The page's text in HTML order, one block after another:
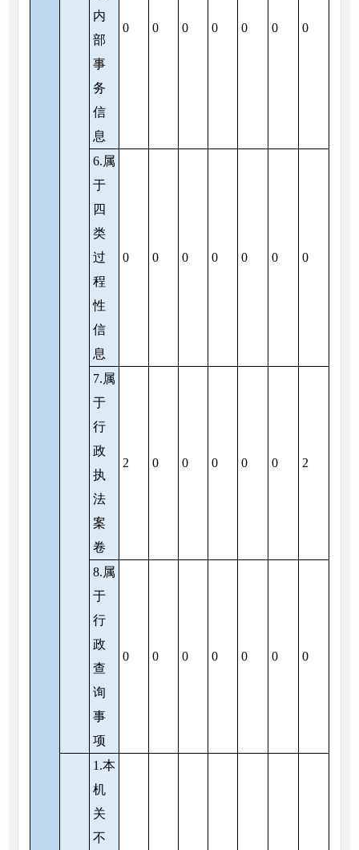
内
部
事
务
信
息
0 0 0 0 0 0 0
6.属
于
四
类
过
程
性
信
息
0 0 0 0 0 0 0
7.属
于
行
政
执
法
案
卷
2 0 0 0 0 0 2
8.属
于
行
政
查
询
事
项
0 0 0 0 0 0 0
1.本
机
关
不